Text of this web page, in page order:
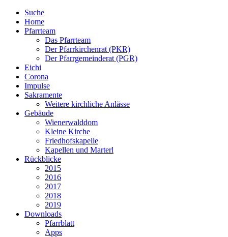
Suche
Home
Pfarrteam
Das Pfarrteam
Der Pfarrkirchenrat (PKR)
Der Pfarrgemeinderat (PGR)
Eichi
Corona
Impulse
Sakramente
Weitere kirchliche Anlässe
Gebäude
Wienerwalddom
Kleine Kirche
Friedhofskapelle
Kapellen und Marterl
Rückblicke
2015
2016
2017
2018
2019
Downloads
Pfarrblatt
Apps